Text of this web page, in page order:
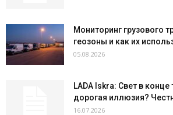
Мониторинг грузового
геозоны и как их
05.08.2026
LADA Iskra: Свет в конце
дорогая иллюзия?
16.07.2026